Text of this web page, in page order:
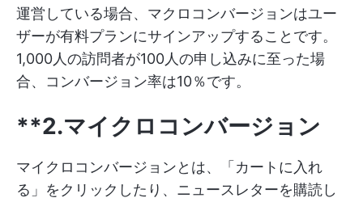
運営している場合、マクロコンバージョンはユー
ザーが有料プランにサインアップすることです。
1,000人の訪問者が100人の申し込みに至った場
合、コンバージョン率は10％です。
**2.マイクロコンバージョン
マイクロコンバージョンとは、「カートに入れ
る」をクリックしたり、ニュースレターを購読し